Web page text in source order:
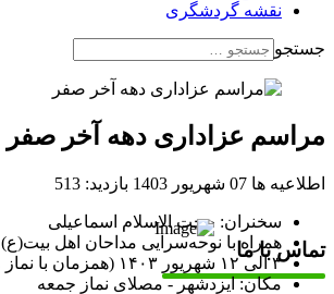
نقشه گردشگری
جستجو
مراسم عزاداری دهه آخر صفر
اطلاعیه ها 07 شهریور 1403 بازدید: 513
سخنران: حجت الاسلام اسماعیلی
همراه با نوحه‌سرایی مداحان اهل بیت(ع)
۳ الی ۱۲ شهریور ۱۴۰۳ (همزمان با نماز مغرب و عشاء)
مکان: ایزدشهر - مصلای نماز جمعه
تماس با ما